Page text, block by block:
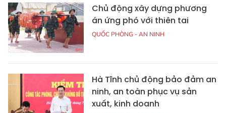
Chủ động xây dựng phương
án ứng phó với thiên tai
QUỐC PHÒNG - AN NINH
Hà Tĩnh chủ động bảo đảm an
ninh, an toàn phục vụ sản
xuất, kinh doanh